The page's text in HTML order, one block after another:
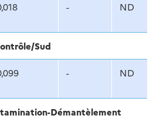
- ND
Sud
- ND
Démantèlement